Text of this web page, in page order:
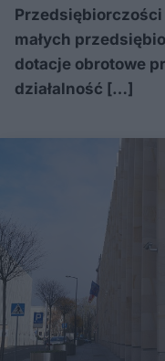
Przedsiębiorczości
małych
dotacje obrotowe
działalność […]